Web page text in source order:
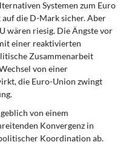
Systemen zum Euro
die D-Mark sicher. Aber
wären riesig. Die Ängste vor
einer reaktivierten
Zusammenarbeit
von einer
die Euro-Union zwingt
von einem
Konvergenz in
Koordination ab.